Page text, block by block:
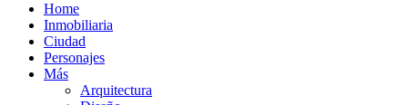
Home
Inmobiliaria
Ciudad
Personajes
Más
Arquitectura